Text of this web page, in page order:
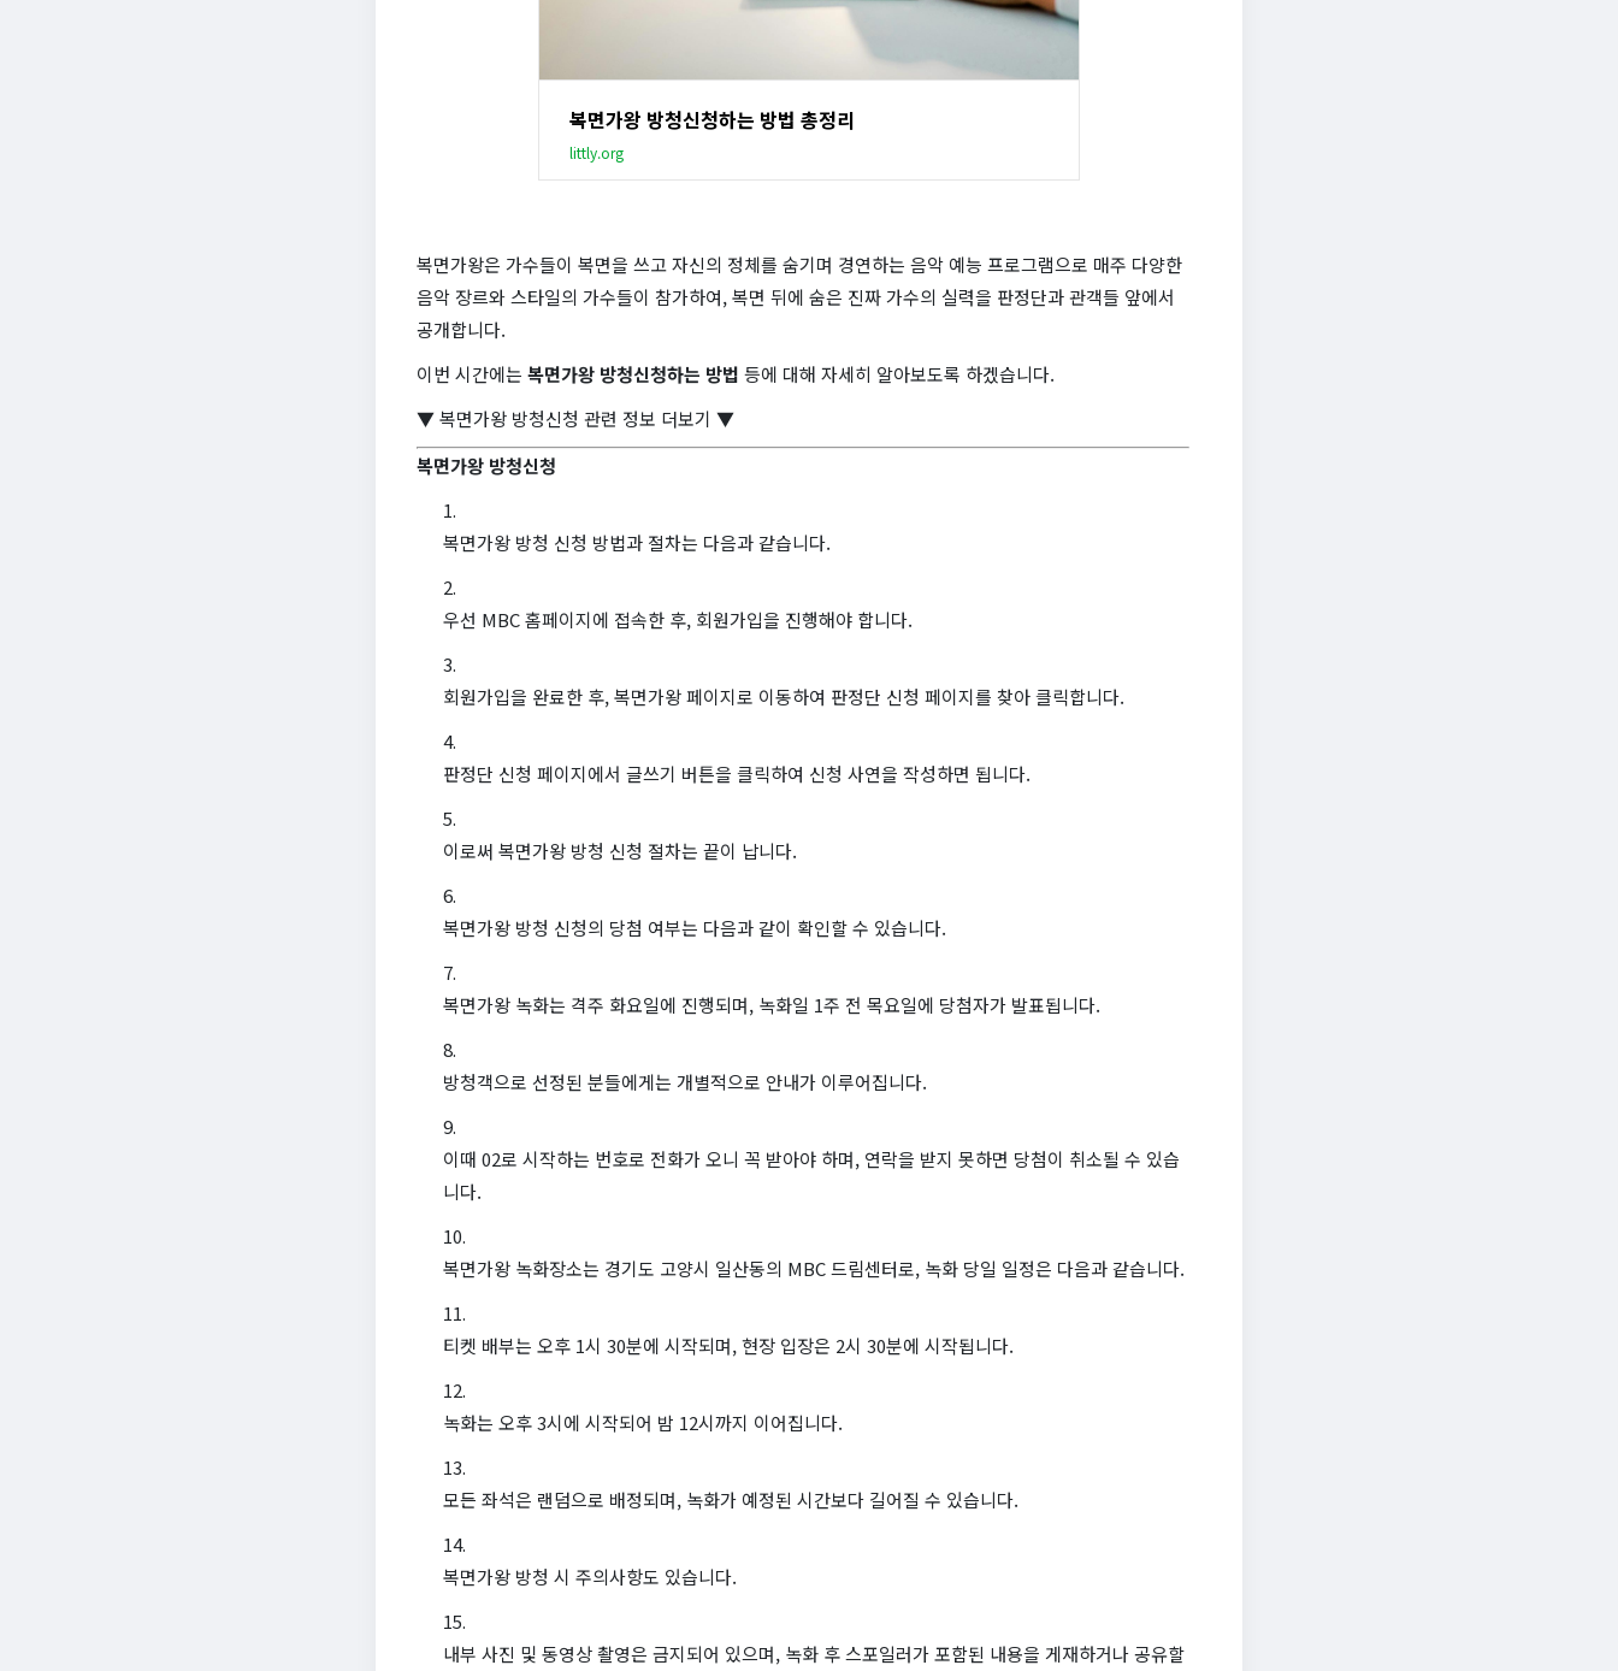
복면가왕 방청신청하는 방법 총정리
littly.org
복면가왕은 가수들이 복면을 쓰고 자신의 정체를 숨기며 경연하는 음악 예능 프로그램으로 매주 다양한
음악 장르와 스타일의 가수들이 참가하여, 복면 뒤에 숨은 진짜 가수의 실력을 판정단과 관객들 앞에서
공개합니다.
이번 시간에는 복면가왕 방청신청하는 방법 등에 대해 자세히 알아보도록 하겠습니다.
▼ 복면가왕 방청신청 관련 정보 더보기 ▼
복면가왕 방청신청
복면가왕 방청 신청 방법과 절차는 다음과 같습니다.
우선 MBC 홈페이지에 접속한 후, 회원가입을 진행해야 합니다.
회원가입을 완료한 후, 복면가왕 페이지로 이동하여 판정단 신청 페이지를 찾아 클릭합니다.
판정단 신청 페이지에서 글쓰기 버튼을 클릭하여 신청 사연을 작성하면 됩니다.
이로써 복면가왕 방청 신청 절차는 끝이 납니다.
복면가왕 방청 신청의 당첨 여부는 다음과 같이 확인할 수 있습니다.
복면가왕 녹화는 격주 화요일에 진행되며, 녹화일 1주 전 목요일에 당첨자가 발표됩니다.
방청객으로 선정된 분들에게는 개별적으로 안내가 이루어집니다.
이때 02로 시작하는 번호로 전화가 오니 꼭 받아야 하며, 연락을 받지 못하면 당첨이 취소될 수 있습
니다.
복면가왕 녹화장소는 경기도 고양시 일산동의 MBC 드림센터로, 녹화 당일 일정은 다음과 같습니다.
티켓 배부는 오후 1시 30분에 시작되며, 현장 입장은 2시 30분에 시작됩니다.
녹화는 오후 3시에 시작되어 밤 12시까지 이어집니다.
모든 좌석은 랜덤으로 배정되며, 녹화가 예정된 시간보다 길어질 수 있습니다.
복면가왕 방청 시 주의사항도 있습니다.
내부 사진 및 동영상 촬영은 금지되어 있으며, 녹화 후 스포일러가 포함된 내용을 게재하거나 공유할